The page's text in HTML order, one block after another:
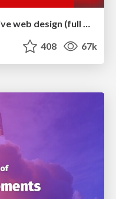
Fashionably flexible responsive web design (full day workshop)
408 67k